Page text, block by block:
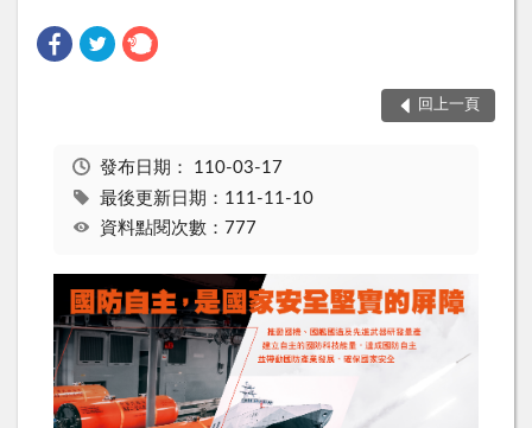
回上一頁
發布日期： 110-03-17
最後更新日期：111-11-10
資料點閱次數：777